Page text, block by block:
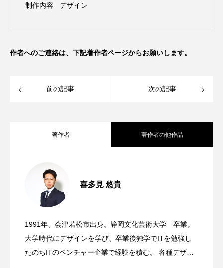
制作内容
デザイン
作者へのご連絡は、下記著作者ページからお願いします。
前の記事 次の記事
著作者 著作者の他作品
喜多見 悠貴
1991年、会津若松市出身。静岡文化芸術大学 卒業。
大学時代にデザインを学び、卒業後独学でITを勉強し
たのちITのベンチャー企業で経験を積む。 各種デザイ
2024.12.07
2024.12.07 塩川鳥モツガイド